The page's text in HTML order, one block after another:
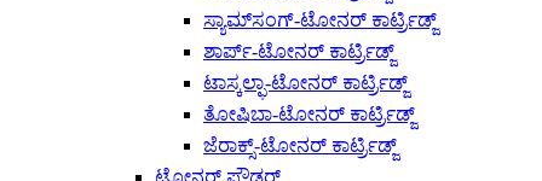
ಸ್ಯಾಮ್‌ಸಂಗ್-ಟೋನರ್ ಕಾರ್ಟ್ರಿಡ್ಜ್
ಶಾರ್ಪ್-ಟೋನರ್ ಕಾರ್ಟ್ರಿಡ್ಜ್
ಟಾಸ್ಕಲ್ಫಾ-ಟೋನರ್ ಕಾರ್ಟ್ರಿಡ್ಜ್
ತೋಷಿಬಾ-ಟೋನರ್ ಕಾರ್ಟ್ರಿಡ್ಜ್
ಜೆರಾಕ್ಸ್-ಟೋನರ್ ಕಾರ್ಟ್ರಿಡ್ಜ್
ಟೋನರ್ ಪೌಡರ್